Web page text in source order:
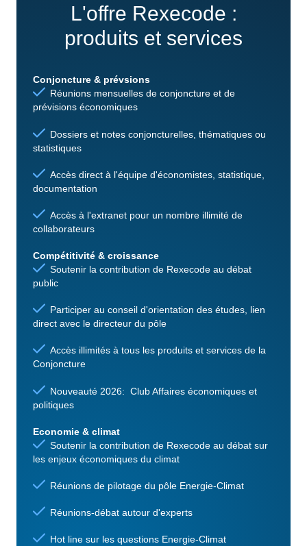
L'offre Rexecode :
produits et services
Conjoncture & prévsions
Réunions mensuelles de conjoncture et de
prévisions économiques
Dossiers et notes conjoncturelles, thématiques ou
statistiques
Accès direct à l'équipe d'économistes, statistique,
documentation
Accès à l'extranet pour un nombre illimité de
collaborateurs
Compétitivité & croissance
Soutenir la contribution de Rexecode au débat
public
Participer au conseil d'orientation des études, lien
direct avec le directeur du pôle
Accès illimités à tous les produits et services de la
Conjoncture
Nouveauté 2026: Club Affaires économiques et
politiques
Economie & climat
Soutenir la contribution de Rexecode au débat sur
les enjeux économiques du climat
Réunions de pilotage du pôle Energie-Climat
Réunions-débat autour d'experts
Hot line sur les questions Energie-Climat